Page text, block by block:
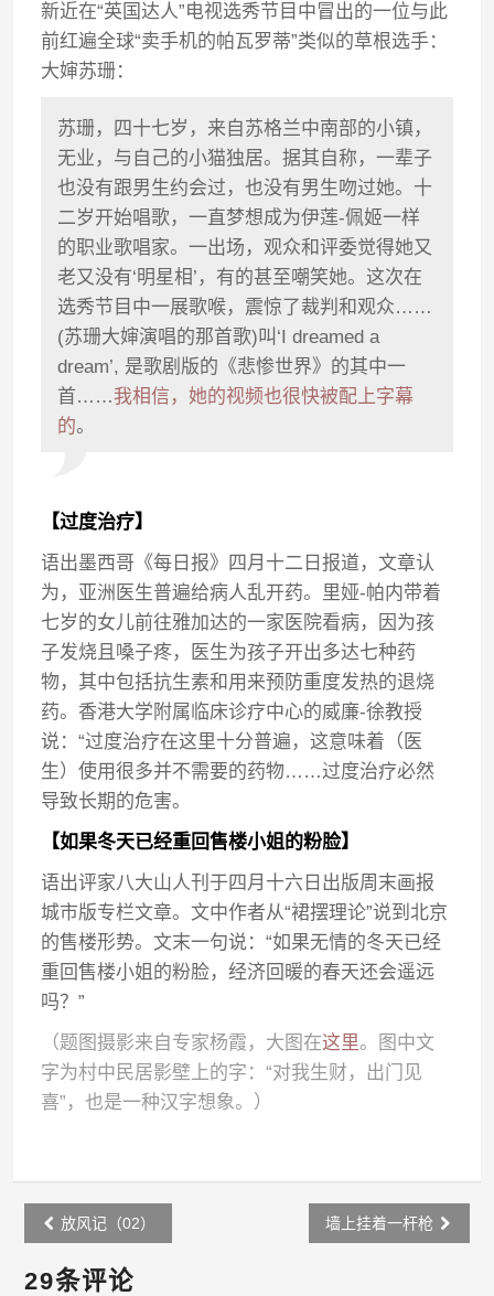
新近在“英国达人”电视选秀节目中冒出的一位与此
前红遍全球“卖手机的帕瓦罗蒂”类似的草根选手：
大婶苏珊：
苏珊，四十七岁，来自苏格兰中南部的小镇，
无业，与自己的小猫独居。据其自称，一辈子
也没有跟男生约会过，也没有男生吻过她。十
二岁开始唱歌，一直梦想成为伊莲-佩姬一样
的职业歌唱家。一出场，观众和评委觉得她又
老又没有‘明星相’，有的甚至嘲笑她。这次在
选秀节目中一展歌喉，震惊了裁判和观众……
(苏珊大婶演唱的那首歌)叫‘I dreamed a
dream’, 是歌剧版的《悲惨世界》的其中一
首……我相信，她的视频也很快被配上字幕
的。
【过度治疗】
语出墨西哥《每日报》四月十二日报道，文章认
为，亚洲医生普遍给病人乱开药。里娅-帕内带着
七岁的女儿前往雅加达的一家医院看病，因为孩
子发烧且嗓子疼，医生为孩子开出多达七种药
物，其中包括抗生素和用来预防重度发热的退烧
药。香港大学附属临床诊疗中心的威廉-徐教授
说：“过度治疗在这里十分普遍，这意味着（医
生）使用很多并不需要的药物……过度治疗必然
导致长期的危害。
【如果冬天已经重回售楼小姐的粉脸】
语出评家八大山人刊于四月十六日出版周末画报
城市版专栏文章。文中作者从“裙摆理论”说到北京
的售楼形势。文末一句说：“如果无情的冬天已经
重回售楼小姐的粉脸，经济回暖的春天还会遥远
吗？”
（题图摄影来自专家杨霞，大图在这里。图中文
字为村中民居影壁上的字：“对我生财，出门见
喜”，也是一种汉字想象。）
Post
navigation
放风记（02） 墙上挂着一杆枪
29条评论